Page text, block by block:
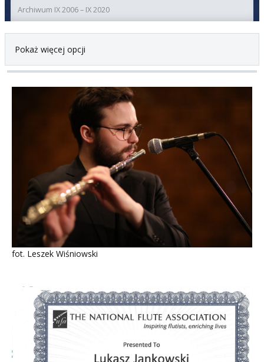
Archiwum IX 2006 – IX 2020
Pokaż więcej opcji
fot. Leszek Wiśniowski